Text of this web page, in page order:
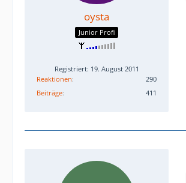
oysta
Junior Profi
Registriert: 19. August 2011
Reaktionen
290
Beiträge
411